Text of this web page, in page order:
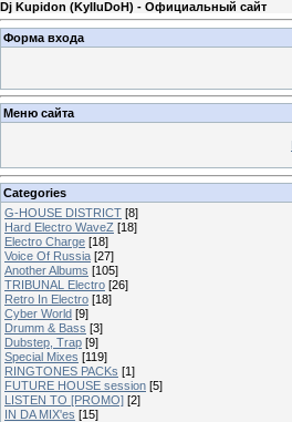
Dj Kupidon (KyIIuDoH) - Официальный сайт
Форма входа
Меню сайта
Categories
G-HOUSE DISTRICT [8]
Hard Electro WaveZ [18]
Electro Charge [18]
Voice Of Russia [27]
Another Albums [105]
TRIBUNAL Electro [26]
Retro In Electro [18]
Cyber World [9]
Drumm & Bass [3]
Dubstep, Trap [9]
Special Mixes [119]
RINGTONES PACKs [1]
FUTURE HOUSE session [5]
LISTEN TO [PROMO] [2]
IN DA MIX'es [15]